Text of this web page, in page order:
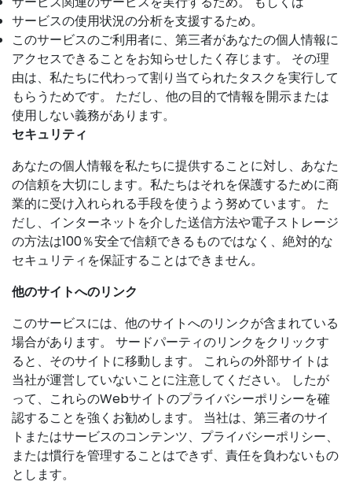
サービスの使用状況の分析を支援するため。
このサービスのご利用者に、第三者があなたの個人情報に
アクセスできることをお知らせしたく存じます。 その理
由は、私たちに代わって割り当てられたタスクを実行して
もらうためです。 ただし、他の目的で情報を開示または
使用しない義務があります。
セキュリティ
あなたの個人情報を私たちに提供することに対し、あなた
の信頼を大切にします。私たちはそれを保護するために商
業的に受け入れられる手段を使うよう努めています。 た
だし、インターネットを介した送信方法や電子ストレージ
の方法は100％安全で信頼できるものではなく、絶対的な
セキュリティを保証することはできません。
他のサイトへのリンク
このサービスには、他のサイトへのリンクが含まれている
場合があります。 サードパーティのリンクをクリックす
ると、そのサイトに移動します。 これらの外部サイトは
当社が運営していないことに注意してください。 したが
って、これらのWebサイトのプライバシーポリシーを確
認することを強くお勧めします。 当社は、第三者のサイ
トまたはサービスのコンテンツ、プライバシーポリシー、
または慣行を管理することはできず、責任を負わないもの
とします。